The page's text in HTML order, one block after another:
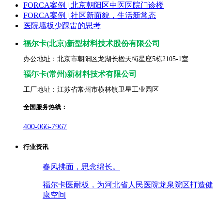
FORCA案例 | 北京朝阳区中医医院门诊楼
FORCA案例 | 社区新面貌，生活新常态
医院墙板少踩雷的思考
福尔卡(北京)新型材料技术股份有限公司
办公地址：北京市朝阳区龙湖长楹天街星座5栋2105-1室
福尓卡(常州)新材料技术有限公司
工厂地址：江苏省常州市横林镇卫星工业园区
全国服务热线：
400-066-7967
行业资讯
春风拂面，思念绵长。
福尔卡医耐板，为河北省人民医院龙泉院区打造健
康空间